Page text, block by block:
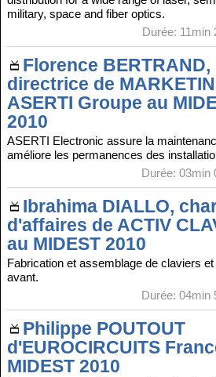
military, space and fiber optics.
Durée: 11min
Florence BERTRAND,
directrice de
ASERTI Groupe au
2010
ASERTI Electronic assure la
améliore les permanences des
Durée: 03min
Ibrahima DIALLO,
d'affaires de ACTIV
au MIDEST 2010
Fabrication et assemblage de claviers
avant.
Durée: 04min
Philippe POUTOUT
d'EUROCIRCUITS
MIDEST 2010